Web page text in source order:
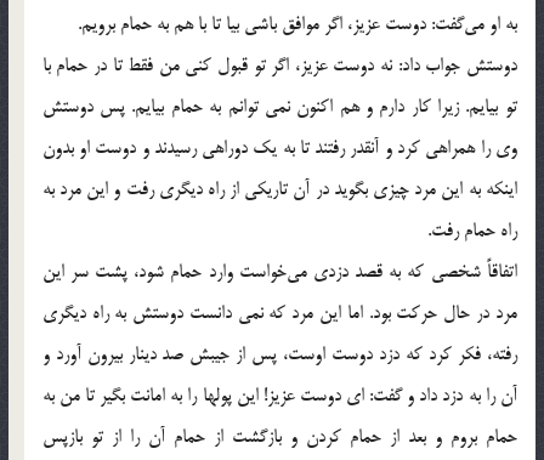
به او می‌گفت: دوست عزیز، اگر موافق باشی بیا تا با هم به حمام برویم.
دوستش جواب داد: نه دوست عزیز، اگر تو قبول کنی من فقط تا در حمام با
تو بیایم. زیرا کار دارم و هم اکنون نمی توانم به حمام بیایم. پس دوستش
وی را همراهی کرد و آنقدر رفتند تا به یک دوراهی رسیدند و دوست او بدون
اینکه به این مرد چیزی بگوید در آن تاریکی از راه دیگری رفت و این مرد به
راه حمام رفت.
اتفاقاً شخصی که به قصد دزدی می‌خواست وارد حمام شود، پشت سر این
مرد در حال حرکت بود. اما این مرد که نمی دانست دوستش به راه دیگری
رفته، فکر کرد که دزد دوست اوست، پس از جیبش صد دینار بیرون آورد و
آن را به دزد داد و گفت: ای دوست عزیز! این پولها را به امانت بگیر تا من به
حمام بروم و بعد از حمام کردن و بازگشت از حمام آن را از تو بازپس